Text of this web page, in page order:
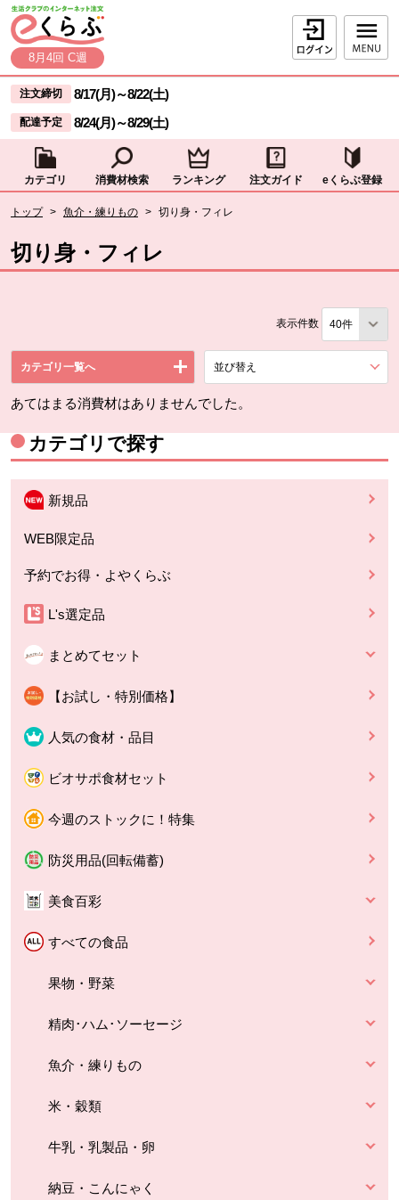
ページの先頭です。
本文へジャンプする。
8月4回 C週
ログイン
ここからサイト内共通メニューです。
サイト内共通メニューをスキップする
注文締切 8/17(月)～8/22(土)
配達予定 8/24(月)～8/29(土)
カテゴリ 消費材検索 ランキング 注文ガイド eくらぶ登録
トップ > 魚介・練りもの > 切り身・フィレ
切り身・フィレ
表示件数
カテゴリ一覧へ 並び替え
あてはまる消費材はありませんでした。
カテゴリで探す
新規品
WEB限定品
予約でお得・よやくらぶ
L's選定品
まとめてセット
【お試し・特別価格】
人気の食材・品目
ビオサポ食材セット
今週のストックに！特集
防災用品(回転備蓄)
美食百彩
すべての食品
果物・野菜
精肉･ハム･ソーセージ
魚介・練りもの
米・穀類
牛乳・乳製品・卵
納豆・こんにゃく